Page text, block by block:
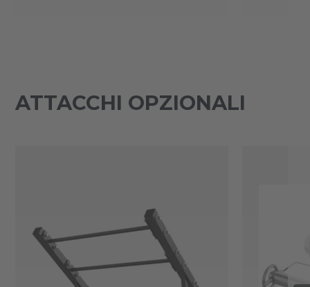
ATTACCHI OPZIONALI